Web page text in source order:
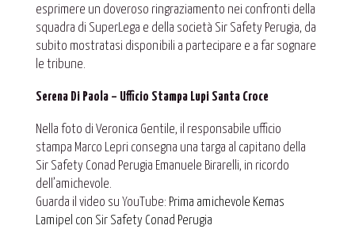
esprimere un doveroso ringraziamento nei confronti della
squadra di SuperLega e della società Sir Safety Perugia, da
subito mostratasi disponibili a partecipare e a far sognare
le tribune.
Serena Di Paola – Ufficio Stampa Lupi Santa Croce
Nella foto di Veronica Gentile, il responsabile ufficio
stampa Marco Lepri consegna una targa al capitano della
Sir Safety Conad Perugia Emanuele Birarelli, in ricordo
dell’amichevole.
Guarda il video su YouTube: Prima amichevole Kemas
Lamipel con Sir Safety Conad Perugia